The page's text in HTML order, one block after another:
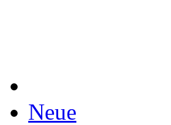
Neue